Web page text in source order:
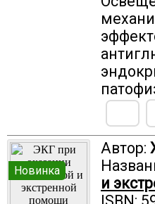
Новинка
Автор:
и